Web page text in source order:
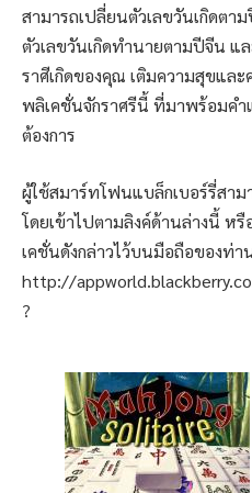
สามารถเปลี่ยนตัวเลขวันเกิดต
ตัวเลขวันเกิดทำนายตามปีจีน
ราศีเกิดของคุณ เติมความสุขแล
พลิเคชั่นจักราศรีนี้ ที่มาพร้อมคำ
ต้องการ
ผู้ใช้สมาร์ทโฟนแบล็กเบอร์รี่สา
โดยเข้าไปตามลิงค์ด้านล่างนี้ ห
เคชั่นดังกล่าวไว้บนมือถือของท่
http://
?